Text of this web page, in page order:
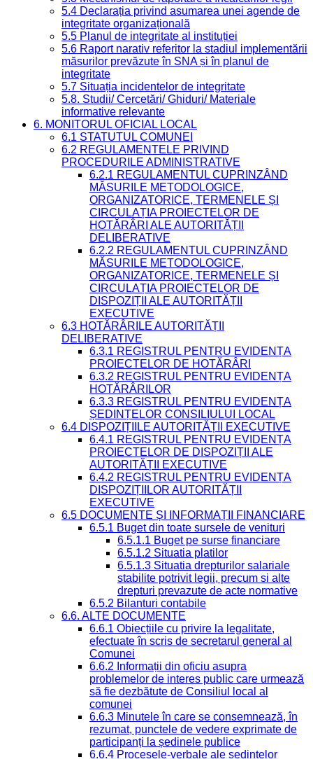
5.4 Declarația privind asumarea unei agende de
integritate organizațională
5.5 Planul de integritate al instituției
5.6 Raport narativ referitor la stadiul implementării
măsurilor prevăzute în SNA și în planul de
integritate
5.7 Situația incidentelor de integritate
5.8. Studii/ Cercetări/ Ghiduri/ Materiale
informative relevante
6. MONITORUL OFICIAL LOCAL
6.1 STATUTUL COMUNEI
6.2 REGULAMENTELE PRIVIND
PROCEDURILE ADMINISTRATIVE
6.2.1 REGULAMENTUL CUPRINZÂND
MĂSURILE METODOLOGICE,
ORGANIZATORICE, TERMENELE ȘI
CIRCULAȚIA PROIECTELOR DE
HOTĂRÂRI ALE AUTORITĂȚII
DELIBERATIVE
6.2.2 REGULAMENTUL CUPRINZÂND
MĂSURILE METODOLOGICE,
ORGANIZATORICE, TERMENELE ȘI
CIRCULAȚIA PROIECTELOR DE
DISPOZIȚII ALE AUTORITĂȚII
EXECUTIVE
6.3 HOTĂRÂRILE AUTORITĂȚII
DELIBERATIVE
6.3.1 REGISTRUL PENTRU EVIDENȚA
PROIECTELOR DE HOTĂRÂRI
6.3.2 REGISTRUL PENTRU EVIDENȚA
HOTĂRÂRILOR
6.3.3 REGISTRUL PENTRU EVIDENȚA
ȘEDINȚELOR CONSILIULUI LOCAL
6.4 DISPOZIȚIILE AUTORITĂȚII EXECUTIVE
6.4.1 REGISTRUL PENTRU EVIDENȚA
PROIECTELOR DE DISPOZIȚII ALE
AUTORITĂȚII EXECUTIVE
6.4.2 REGISTRUL PENTRU EVIDENȚA
DISPOZIȚIILOR AUTORITĂȚII
EXECUTIVE
6.5 DOCUMENTE ȘI INFORMAȚII FINANCIARE
6.5.1 Buget din toate sursele de venituri
6.5.1.1 Buget pe surse financiare
6.5.1.2 Situatia platilor
6.5.1.3 Situatia drepturilor salariale
stabilite potrivit legii, precum si alte
drepturi prevazute de acte normative
6.5.2 Bilanturi contabile
6.6. ALTE DOCUMENTE
6.6.1 Obiecțiile cu privire la legalitate,
efectuate în scris de secretarul general al
Comunei
6.6.2 Informații din oficiu asupra
problemelor de interes public care urmează
să fie dezbătute de Consiliul local al
comunei
6.6.3 Minutele în care se consemnează, în
rezumat, punctele de vedere exprimate de
participanți la ședinele publice
6.6.4 Procesele-verbale ale ședințelor